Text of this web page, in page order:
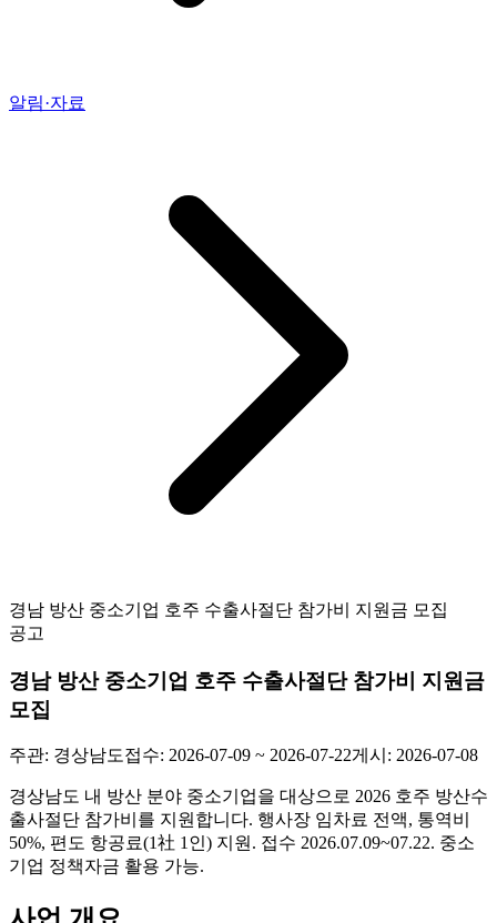
알림·자료
경남 방산 중소기업 호주 수출사절단 참가비 지원금 모집
공고
경남 방산 중소기업 호주 수출사절단 참가비 지원금
모집
주관: 경상남도접수: 2026-07-09 ~ 2026-07-22게시: 2026-07-08
경상남도 내 방산 분야 중소기업을 대상으로 2026 호주 방산수
출사절단 참가비를 지원합니다. 행사장 임차료 전액, 통역비
50%, 편도 항공료(1社 1인) 지원. 접수 2026.07.09~07.22. 중소
기업 정책자금 활용 가능.